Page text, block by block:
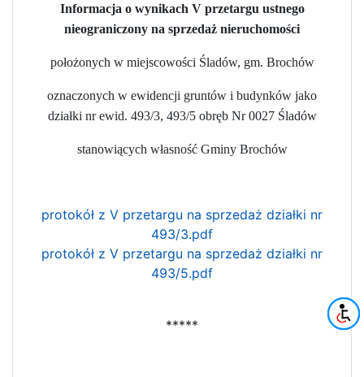
Informacja o wynikach V przetargu ustnego
nieograniczony na sprzedaż nieruchomości
położonych w miejscowości Śladów, gm. Brochów
oznaczonych w ewidencji gruntów i budynków jako
działki nr ewid. 493/3, 493/5 obręb Nr 0027 Śladów
stanowiących własność Gminy Brochów
protokół z V przetargu na sprzedaż działki nr
493/3.pdf
protokół z V przetargu na sprzedaż działki nr
493/5.pdf
*****